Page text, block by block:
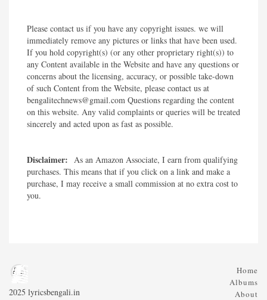
Please contact us if you have any copyright issues. we will
immediately remove any pictures or links that have been used.
If you hold copyright(s) (or any other proprietary right(s)) to
any Content available in the Website and have any questions or
concerns about the licensing, accuracy, or possible take-down
of such Content from the Website, please contact us at
bengalitechnews@gmail.com Questions regarding the content
on this website. Any valid complaints or queries will be treated
sincerely and acted upon as fast as possible.​
Disclaimer: As an Amazon Associate, I earn from qualifying
purchases. This means that if you click on a link and make a
purchase, I may receive a small commission at no extra cost to
you.
2025 lyricsbengali.in
Home
Albums
About